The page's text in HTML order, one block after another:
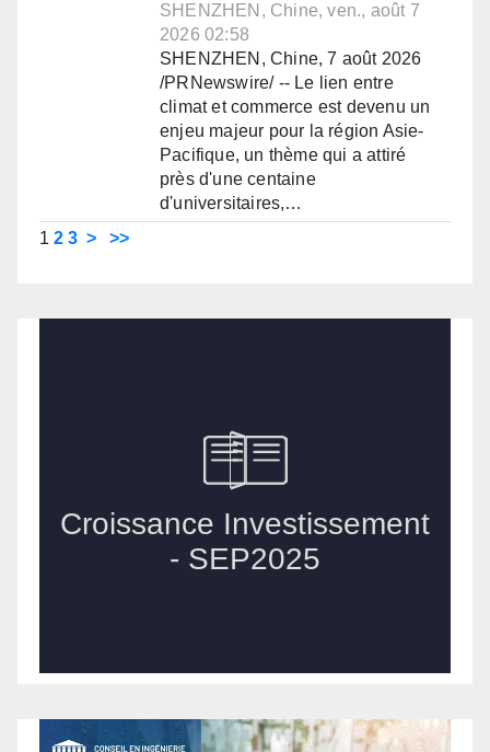
SHENZHEN, Chine, ven., août 7
2026 02:58
SHENZHEN, Chine, 7 août 2026
/PRNewswire/ -- Le lien entre
climat et commerce est devenu un
enjeu majeur pour la région Asie-
Pacifique, un thème qui a attiré
près d'une centaine
d'universitaires,…
1 2 3 > >>